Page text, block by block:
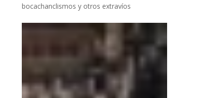
bocachanclismos y otros extravíos